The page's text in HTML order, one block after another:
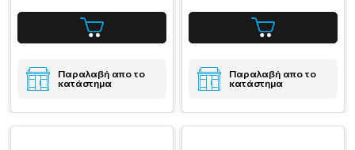
Παραλαβή απο το
κατάστημα
Παραλαβή απο το
κατάστημα